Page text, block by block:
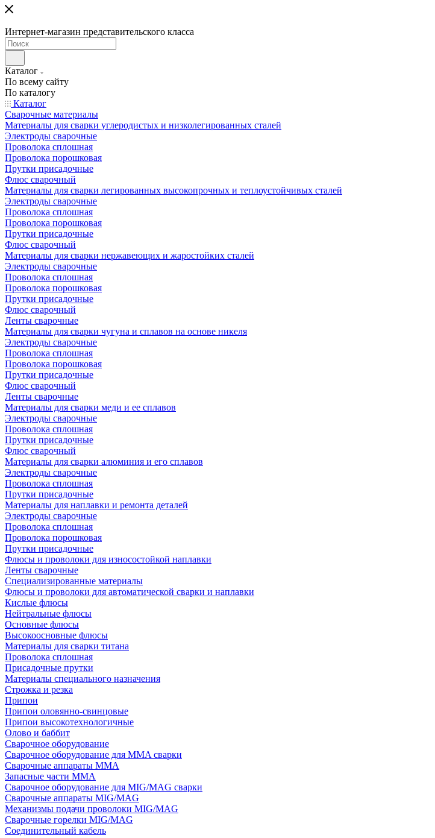
Интернет-магазин представительского класса
Каталог
По всему сайту
По каталогу
Каталог
Сварочные материалы
Материалы для сварки углеродистых и низколегированных сталей
Электроды сварочные
Проволока сплошная
Проволока порошковая
Прутки присадочные
Флюс сварочный
Материалы для сварки легированных высокопрочных и теплоустойчивых сталей
Электроды сварочные
Проволока сплошная
Проволока порошковая
Прутки присадочные
Флюс сварочный
Материалы для сварки нержавеющих и жаростойких сталей
Электроды сварочные
Проволока сплошная
Проволока порошковая
Прутки присадочные
Флюс сварочный
Ленты сварочные
Материалы для сварки чугуна и сплавов на основе никеля
Электроды сварочные
Проволока сплошная
Проволока порошковая
Прутки присадочные
Флюс сварочный
Ленты сварочные
Материалы для сварки меди и ее сплавов
Электроды сварочные
Проволока сплошная
Прутки присадочные
Флюс сварочный
Материалы для сварки алюминия и его сплавов
Электроды сварочные
Проволока сплошная
Прутки присадочные
Материалы для наплавки и ремонта деталей
Электроды сварочные
Проволока сплошная
Проволока порошковая
Прутки присадочные
Флюсы и проволоки для износостойкой наплавки
Ленты сварочные
Специализированные материалы
Флюсы и проволоки для автоматической сварки и наплавки
Кислые флюсы
Нейтральные флюсы
Основные флюсы
Высокоосновные флюсы
Материалы для сварки титана
Проволока сплошная
Присадочные прутки
Материалы специального назначения
Строжка и резка
Припои
Припои оловянно-свинцовые
Припои высокотехнологичные
Олово и баббит
Сварочное оборудование
Сварочное оборудование для MMA сварки
Сварочные аппараты MMA
Запасные части MMA
Сварочное оборудование для MIG/MAG сварки
Сварочные аппараты MIG/MAG
Механизмы подачи проволоки MIG/MAG
Сварочные горелки MIG/MAG
Соединительный кабель